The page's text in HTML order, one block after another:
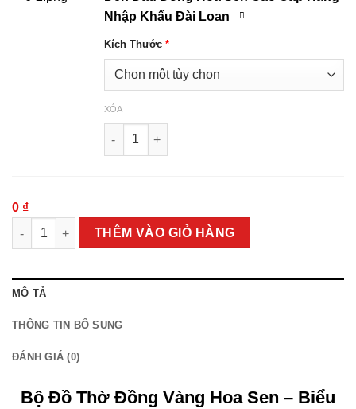
Nhập Khẩu Đài Loan
Kích Thước *
XÓA
Đèn Dầu Đồng Hoa Sen Cao Cấp Hàng Nhập
0 ₫
Bộ Đồ Thờ Đồng Vàng Hoa Sen Cao Cấp số lượng
THÊM VÀO GIỎ HÀNG
MÔ TẢ
THÔNG TIN BỔ SUNG
ĐÁNH GIÁ (0)
Bộ Đồ Thờ Đồng Vàng Hoa Sen – Biểu